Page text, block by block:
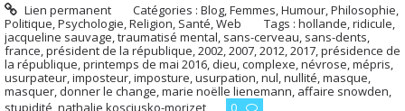
Lien permanent Catégories :Blog ,Femmes ,Humour ,Philosophie
Politique Psychologie Religion Santé Web Tags : hollande ridicule
jacqueline sauvage traumatisé mental sans-cerveau sans-dents
france président de la république 2002 2007 2012 2017 présidence de
la république printemps de mai 2016 dieu complexe névrose mépris
usurpateur imposteur imposture usurpation nul nullité masque
masquer donner le change marie noëlle lienemann affaire snowden
stupidité nathalie kosciusko-morizet 0